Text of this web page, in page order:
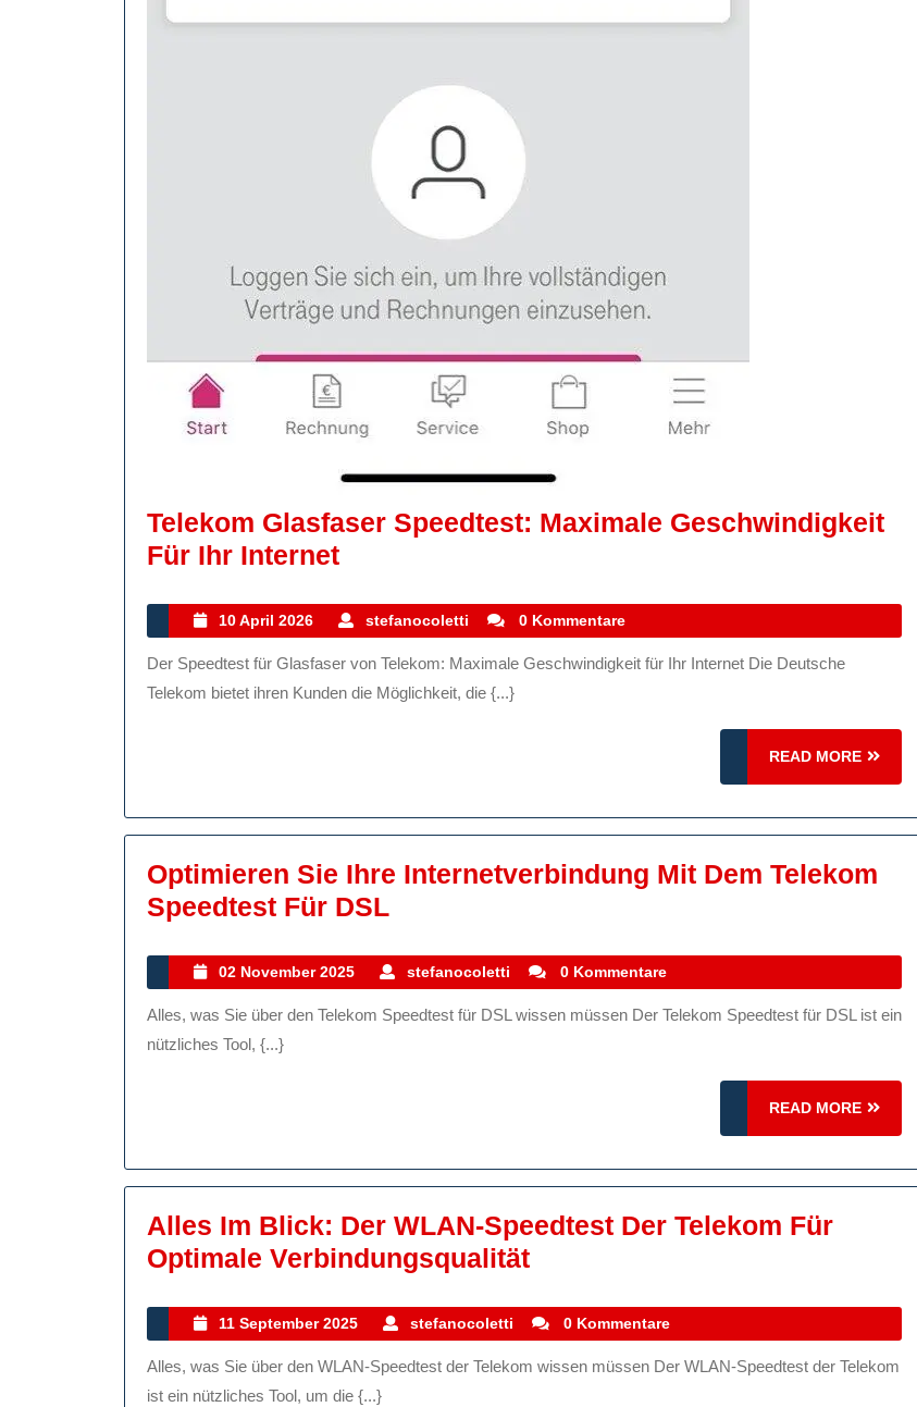
Telekom Glasfaser Speedtest: Maximale Geschwindigkeit
Für Ihr InternetTelekom
Speedtest:
Maximale
Geschwindigkeit
10 April 2026
10
April
2026
stefanocoletti stefanocoletti
0 Kommentare
Der Speedtest für Glasfaser von Telekom: Maximale Geschwindigkeit für Ihr Internet Die Deutsche
Telekom bietet ihren Kunden die Möglichkeit, die {...}
READ MORE
READ
MORE
Optimieren Sie Ihre Internetverbindung Mit Dem Telekom
Speedtest Für DSLOptimieren
Ihre
Internetverbindung
Für
02 November 2025
02
November
2025
stefanocoletti stefanocoletti
0 Kommentare
Alles, was Sie über den Telekom Speedtest für DSL wissen müssen Der Telekom Speedtest für DSL ist ein
nützliches Tool, {...}
READ MORE
READ
MORE
Alles Im Blick: Der WLAN-Speedtest Der Telekom Für
Optimale VerbindungsqualitätAlles
Blick:
Der
11 September 2025
11
September
2025
stefanocoletti stefanocoletti
0 Kommentare
Alles, was Sie über den WLAN-Speedtest der Telekom wissen müssen Der WLAN-Speedtest der Telekom
ist ein nützliches Tool, um die {...}